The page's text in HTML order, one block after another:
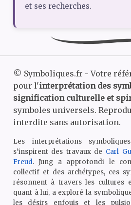
et ses recherches.
© Symboliques.fr - Votre
pour l'interprétation des
signification culturelle et
symboles universels.
interdite sans autorisation.
Les interprétations
s’inspirent des travaux de Carl
Freud. Jung a approfondi le
collectif et des archétypes, ces
résonnent à travers les cultures
quant à lui, a exploré la
les désirs enfouis et les